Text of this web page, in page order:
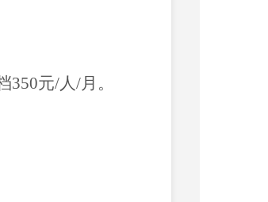
350元/人/月 。